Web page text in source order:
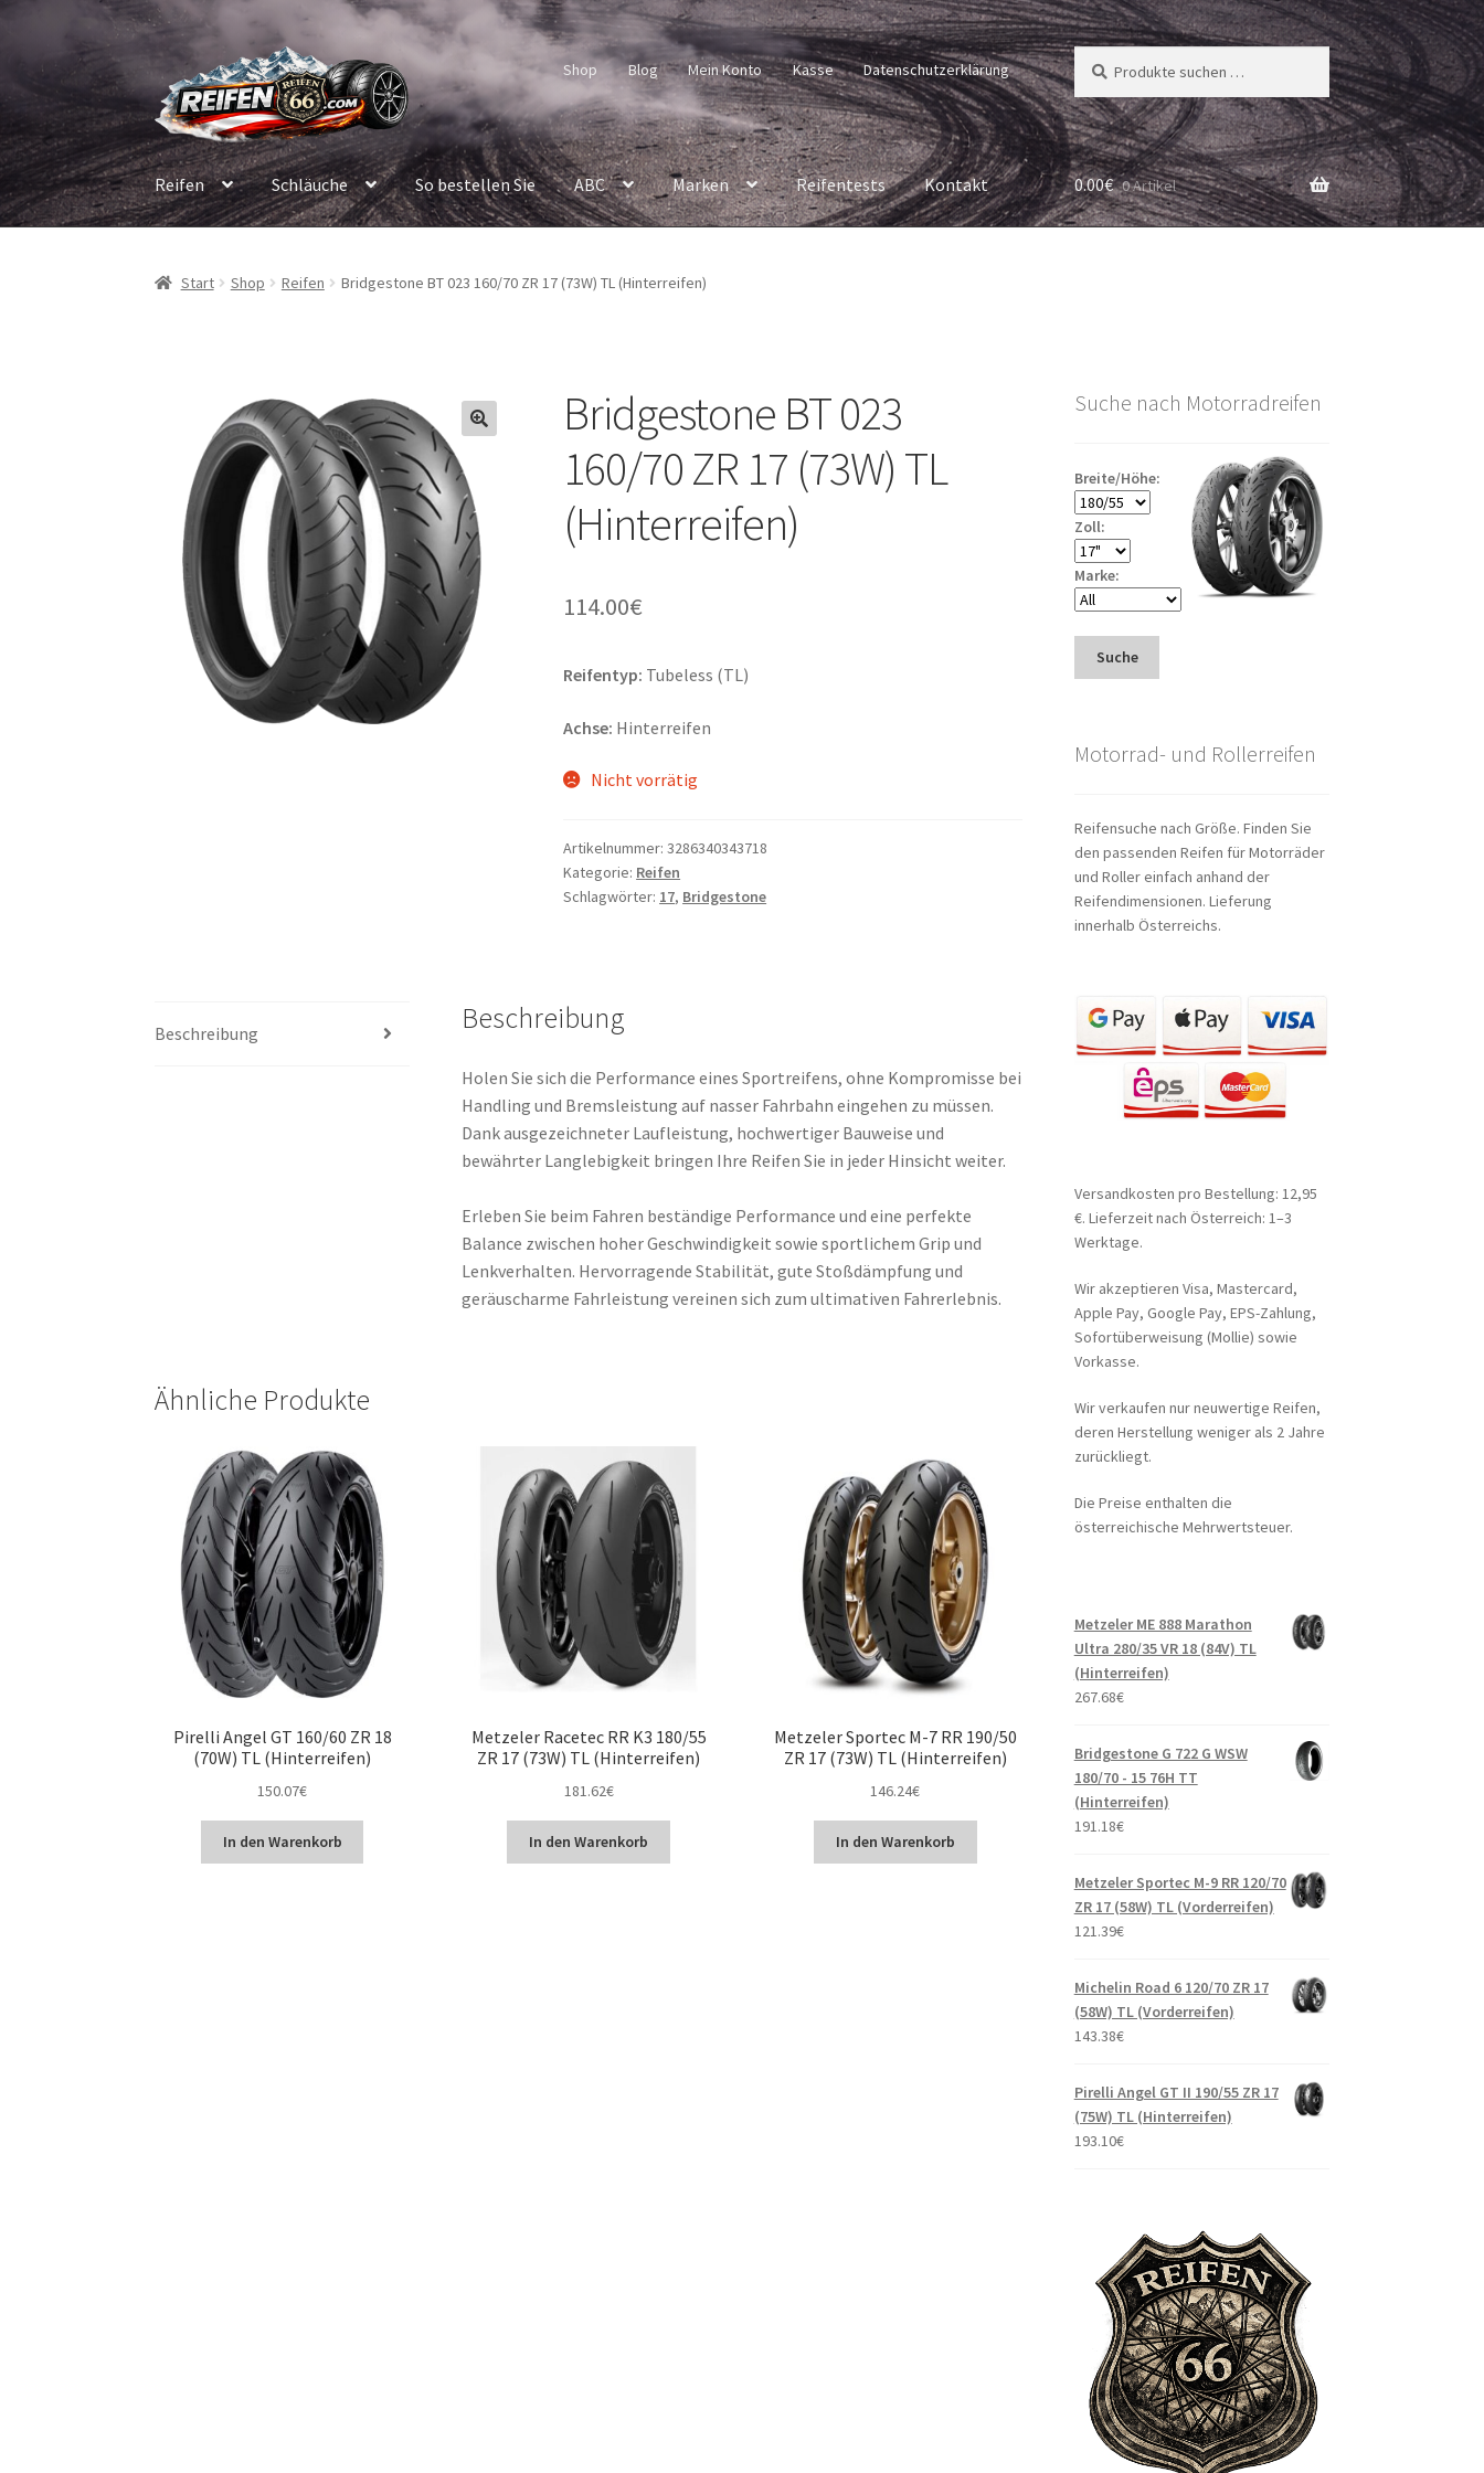
Navigation
springen
Inhalt
springen
Shop Blog Mein Konto Kasse Datenschutzerklärung
Suchen
nach:
Suchen
Reifen Schläuche So bestellen Sie ABC Marken Reifentests Kontakt 0.00€ 0 Artikel
Start Shop Reifen Bridgestone BT 023 160/70 ZR 17 (73W) TL (Hinterreifen)
Bridgestone BT 023
160/70 ZR 17 (73W) TL
(Hinterreifen)
114.00€
Reifentyp: Tubeless (TL)
Achse: Hinterreifen
Nicht vorrätig
Artikelnummer:3286340343718
Kategorie: Reifen
Schlagwörter: 17, Bridgestone
Beschreibung Beschreibung
Holen Sie sich die Performance eines Sportreifens, ohne Kompromisse bei
Handling und Bremsleistung auf nasser Fahrbahn eingehen zu müssen.
Dank ausgezeichneter Laufleistung, hochwertiger Bauweise und
bewährter Langlebigkeit bringen Ihre Reifen Sie in jeder Hinsicht weiter.
Erleben Sie beim Fahren beständige Performance und eine perfekte
Balance zwischen hoher Geschwindigkeit sowie sportlichem Grip und
Lenkverhalten. Hervorragende Stabilität, gute Stoßdämpfung und
geräuscharme Fahrleistung vereinen sich zum ultimativen Fahrerlebnis.
Ähnliche Produkte
Pirelli Angel GT 160/60 ZR 18
(70W) TL (Hinterreifen)
150.07€
In den Warenkorb
Metzeler Racetec RR K3 180/55
ZR 17 (73W) TL (Hinterreifen)
181.62€
In den Warenkorb
Metzeler Sportec M-7 RR 190/50
ZR 17 (73W) TL (Hinterreifen)
146.24€
In den Warenkorb
Suche nach Motorradreifen
Breite/Höhe:
Zoll:
Marke:
Suche
Motorrad- und Rollerreifen
Reifensuche nach Größe. Finden Sie
den passenden Reifen für Motorräder
und Roller einfach anhand der
Reifendimensionen. Lieferung
innerhalb Österreichs.
Versandkosten pro Bestellung: 12,95
€. Lieferzeit nach Österreich: 1–3
Werktage.
Wir akzeptieren Visa, Mastercard,
Apple Pay, Google Pay, EPS-Zahlung,
Sofortüberweisung (Mollie) sowie
Vorkasse.
Wir verkaufen nur neuwertige Reifen,
deren Herstellung weniger als 2 Jahre
zurückliegt.
Die Preise enthalten die
österreichische Mehrwertsteuer.
Metzeler ME 888 Marathon
Ultra 280/35 VR 18 (84V) TL
(Hinterreifen)
267.68€
Bridgestone G 722 G WSW
180/70 - 15 76H TT
(Hinterreifen)
191.18€
Metzeler Sportec M-9 RR 120/70
ZR 17 (58W) TL (Vorderreifen)
121.39€
Michelin Road 6 120/70 ZR 17
(58W) TL (Vorderreifen)
143.38€
Pirelli Angel GT II 190/55 ZR 17
(75W) TL (Hinterreifen)
193.10€